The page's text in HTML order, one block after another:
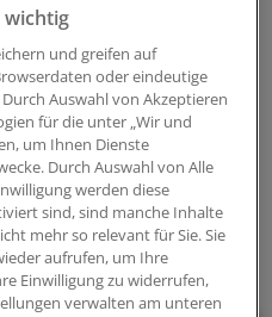
sei ein wichtiger Schritt –
dass die Pflegekräfte
sagte Karagiannidis.(iss)
AINS
wichtig
und greifen auf
oder eindeutige
Auswahl von Akzeptieren
für die unter „Wir und
um Ihnen Dienste
Durch Auswahl von Alle
werden diese
sind, sind manche Inhalte
mehr so relevant für Sie. Sie
aufrufen, um Ihre
Einwilligung zu widerrufen,
verwalten am unteren